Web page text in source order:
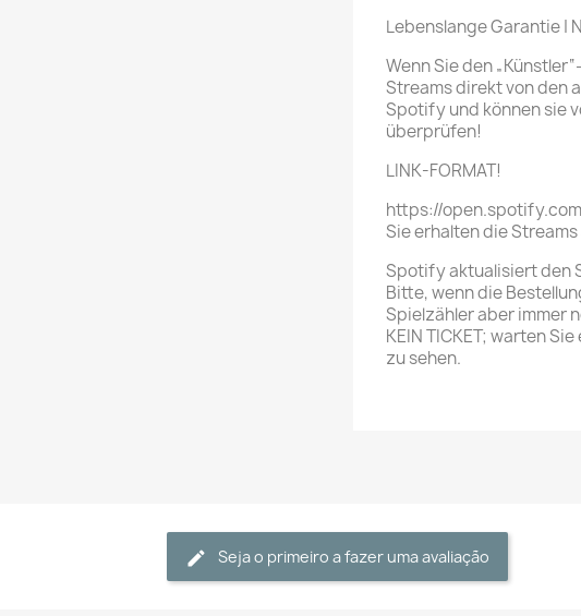
Lebenslange Garantie |
Wenn Sie den
Streams direkt von den
Spotify und können sie
überprüfen!
LINK-FORMAT!
https://
Sie erhalten die
Spotify aktualisiert den
Bitte, wenn die
Spielzähler aber immer
KEIN TICKET; warten
zu sehen.
Seja o primeiro a fazer uma avaliação